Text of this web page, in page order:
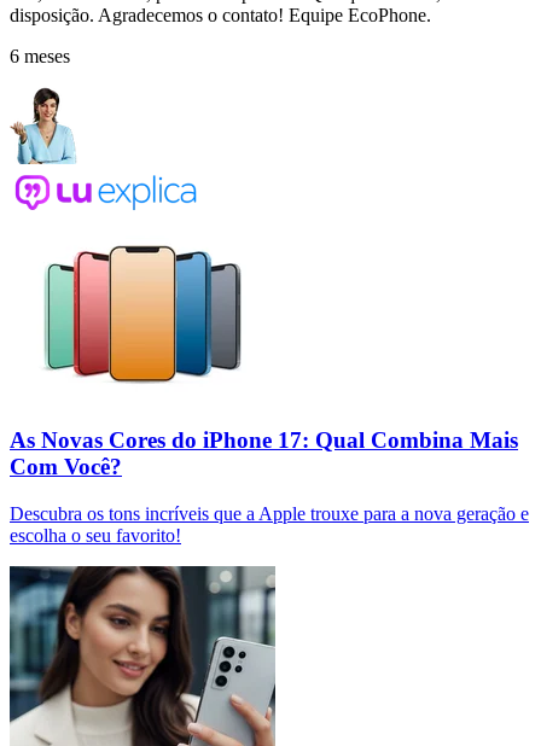
disposição. Agradecemos o contato! Equipe EcoPhone.
6 meses
As Novas Cores do iPhone 17: Qual Combina Mais
Com Você?
Descubra os tons incríveis que a Apple trouxe para a nova geração e
escolha o seu favorito!